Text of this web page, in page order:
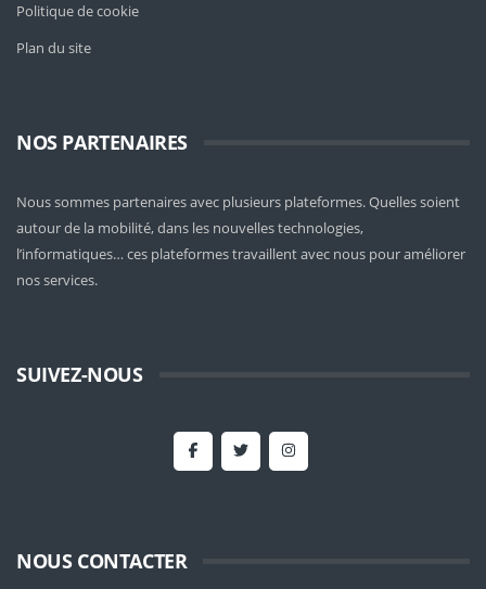
Politique de cookie
Plan du site
NOS PARTENAIRES
Nous sommes partenaires avec plusieurs plateformes. Quelles soient
autour de la mobilité, dans les nouvelles technologies,
l’informatiques… ces plateformes travaillent avec nous pour améliorer
nos services.
SUIVEZ-NOUS
NOUS CONTACTER